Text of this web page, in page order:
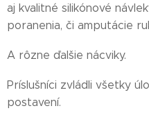
aj kvalitné silikónové
poranenia, či amputácie
A rôzne ďalšie nácviky.
Príslušníci zvládli všetky
postavení.